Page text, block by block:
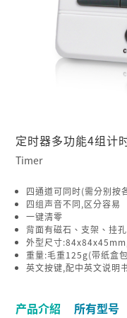
定时器多功能4组计
Timer
四通道可同时(需分别按
四组声音不同,区分容易
一键清零
背面有磁石、支架、挂孔
外型尺寸
重量:毛重125g(带纸盒
英文按键,配中英文说明
产品介紹 所有型号